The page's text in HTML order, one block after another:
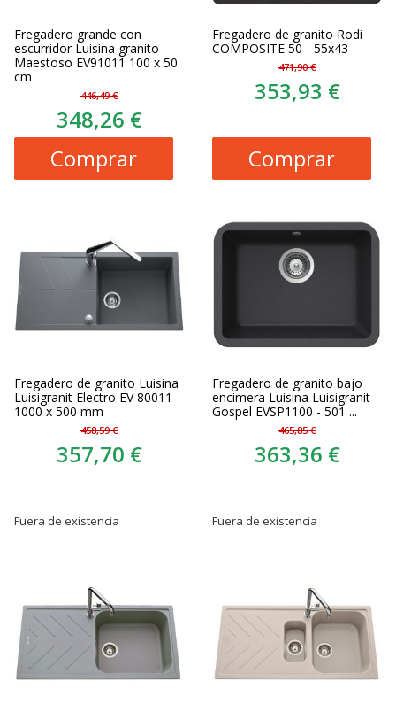
Fregadero grande con
escurridor Luisina granito
Maestoso EV91011 100 x 50
cm
446,49 €
348,26 €
Comprar
Fregadero de granito Rodi
COMPOSITE 50 - 55x43
471,90 €
353,93 €
Comprar
Fregadero de granito Luisina
Luisigranit Electro EV 80011 -
1000 x 500 mm
458,59 €
357,70 €
Fuera de existencia
Fregadero de granito bajo
encimera Luisina Luisigranit
Gospel EVSP1100 - 501 ...
465,85 €
363,36 €
Fuera de existencia